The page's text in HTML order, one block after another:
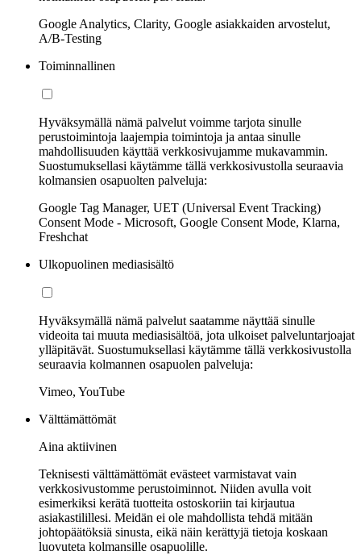
Google Analytics, Clarity, Google asiakkaiden arvostelut,
A/B-Testing
Toiminnallinen
Hyväksymällä nämä palvelut voimme tarjota sinulle
perustoimintoja laajempia toimintoja ja antaa sinulle
mahdollisuuden käyttää verkkosivujamme mukavammin.
Suostumuksellasi käytämme tällä verkkosivustolla seuraavia
kolmansien osapuolten palveluja:
Google Tag Manager, UET (Universal Event Tracking)
Consent Mode - Microsoft, Google Consent Mode, Klarna,
Freshchat
Ulkopuolinen mediasisältö
Hyväksymällä nämä palvelut saatamme näyttää sinulle
videoita tai muuta mediasisältöä, jota ulkoiset palveluntarjoajat
ylläpitävät. Suostumuksellasi käytämme tällä verkkosivustolla
seuraavia kolmannen osapuolen palveluja:
Vimeo, YouTube
Välttämättömät
Aina aktiivinen
Teknisesti välttämättömät evästeet varmistavat vain
verkkosivustomme perustoiminnot. Niiden avulla voit
esimerkiksi kerätä tuotteita ostoskoriin tai kirjautua
asiakastilillesi. Meidän ei ole mahdollista tehdä mitään
johtopäätöksiä sinusta, eikä näin kerättyjä tietoja koskaan
luovuteta kolmansille osapuolille.